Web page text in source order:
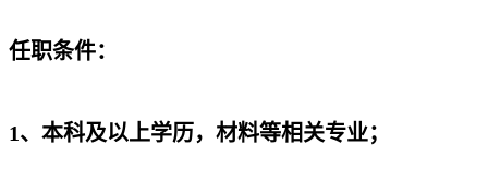
任职条件：
1、本科及以上学历，材料等相关专业；